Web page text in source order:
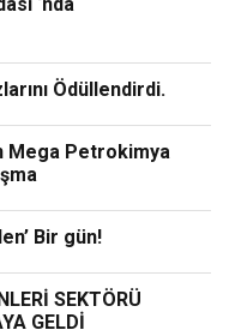
‘nda
Ödüllendirdi.
Mega Petrokimya
Bir gün!
SEKTÖRÜ
GELDİ